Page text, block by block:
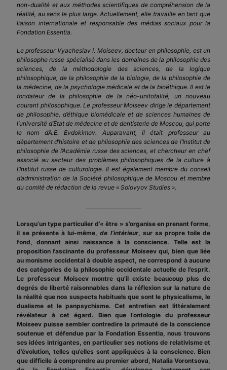
non-dualité et aux méthodes scientifiques de compréhension de la
réalité, au sens le plus large. Actuellement, elle travaille en tant que
liaison internationale et responsable des médias sociaux pour la
Fondation Essentia.
Le professeur Vyacheslav I. Moiseev, docteur en philosophie, est un
philosophe russe spécialisé dans les domaines de la philosophie des
sciences, de la méthodologie des sciences, de la logique
philosophique, de la philosophie de la biologie, de la philosophie de
la médecine, de la psychologie médicale et de la bioéthique. Il est le
fondateur de la philosophie de la néo-unitotalité, un nouveau
courant philosophique. Le professeur Moiseev dirige le département
de philosophie, d’éthique biomédicale et de sciences humaines de
l’université d’État de médecine et de dentisterie de Moscou, qui porte
le nom d’A.E. Evdokimov. Auparavant, il était professeur au
département d’histoire et de philosophie des sciences de l’Institut de
philosophie de l’Académie russe des sciences, et chercheur en chef
associé au secteur des problèmes philosophiques de la culture à
l’Institut russe de culturologie. Il est également membre du conseil
d’administration de la Société philosophique de Moscou et membre
du comité de rédaction de la revue « Solovyov Studies ».
Lorsqu’un type particulier d’« être » s’organise en prenant forme,
il se présente à lui-même,de l’intérieur, sur sa propre toile de
fond, donnant ainsi naissance à la conscience. Telle est la
proposition fascinante du professeur Moiseev qui, bien que liée
au monisme occidental à double aspect, ne correspond à aucune
des catégories de la philosophie occidentale actuelle de l’esprit.
Le professeur Moiseev montre qu’il existe beaucoup plus de
degrés de liberté raisonnables dans la réflexion sur la nature de
la réalité que nos suspects habituels que sont le physicalisme, le
dualisme et le panpsychisme. Cet entretien est littéralement
révélateur à cet égard. Bien que l’ontologie du professeur
Moiseev puisse sembler contredire la primauté de la conscience
soutenue et défendue par la Fondation Essentia, nous trouvons
ses idées intrigantes, en particulier ses notions de relativisme et
d’évolution, telles qu’elles sont appliquées à la conscience. Bien
que difficile à comprendre au premier abord, Natalia Vorontsova,